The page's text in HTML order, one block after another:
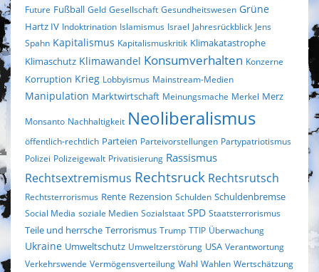
Future Fußball Geld Gesellschaft Gesundheitswesen Grüne
Hartz IV Indoktrination Islamismus Israel Jahresrückblick Jens
Spahn Kapitalismus Kapitalismuskritik Klimakatastrophe
Klimaschutz Klimawandel Konsumverhalten Konzerne
Korruption Krieg Lobbyismus Mainstream-Medien
Manipulation Marktwirtschaft Meinungsmache Merkel Merz
Monsanto Nachhaltigkeit Neoliberalismus
öffentlich-rechtlich Parteien Parteivorstellungen Partypatriotismus
Polizei Polizeigewalt Privatisierung Rassismus
Rechtsextremismus Rechtsruck Rechtsrutsch
Rechtsterrorismus Rente Rezension Schulden Schuldenbremse
Social Media soziale Medien Sozialstaat SPD Staatsterrorismus
Teile und herrsche Terrorismus Trump TTIP Überwachung
Ukraine Umweltschutz Umweltzerstörung USA Verantwortung
Verkehrswende Vermögensverteilung Wahl Wahlen Wertschätzung